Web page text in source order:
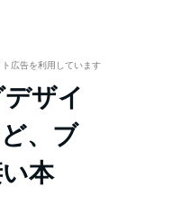
広告を利用しています
ザイ
、ブ
本